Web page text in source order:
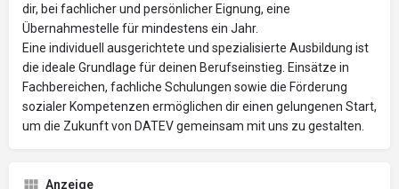
dir, bei fachlicher und persönlicher Eignung, eine
Übernahmestelle für mindestens ein Jahr.
Eine individuell ausgerichtete und spezialisierte Ausbildung ist
die ideale Grundlage für deinen Berufseinstieg. Einsätze in
Fachbereichen, fachliche Schulungen sowie die Förderung
sozialer Kompetenzen ermöglichen dir einen gelungenen Start,
um die Zukunft von DATEV gemeinsam mit uns zu gestalten.
Anzeige